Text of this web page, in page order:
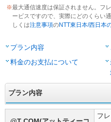
※最大通信速度は保証されません。フ
ービスですので、実際にどのくらい
しくは注意事項のNTT東日本/西日本
プラン内容
料金のお支払について
プラン内容
フ